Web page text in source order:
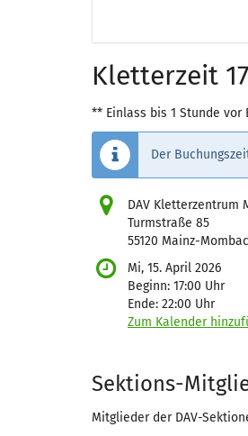
Kletterzeit
** Einlass bis 1 Stunde vor
Der
DAV Kletterzentrum
Turmstraße 85
55120 Mainz-
Mi, 15. April 2026
Beginn: 17:00 Uhr
Ende: 22:00 Uhr
Zum Kalender
Produkte
Sektions-
Mitglieder der DAV-